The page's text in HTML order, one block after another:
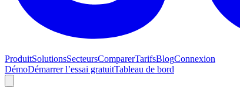
ProduitSolutionsSecteursComparerTarifsBlogConnexion
DémoDémarrer l’essai gratuitTableau de bord